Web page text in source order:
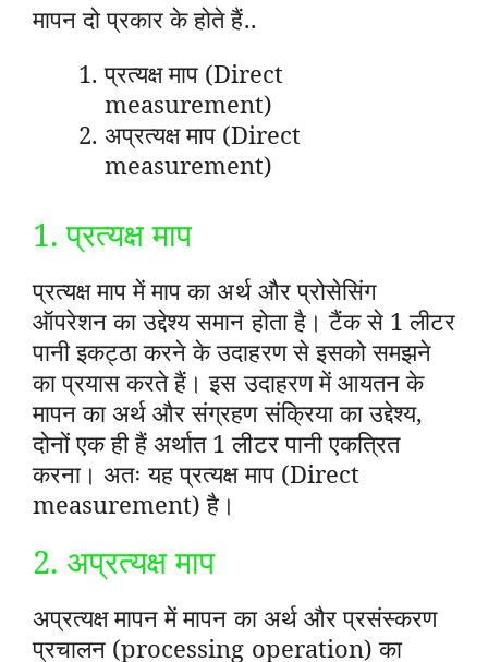
मापन दो प्रकार के होते हैं..
प्रत्यक्ष माप (Direct
measurement)
अप्रत्यक्ष माप (Direct
measurement)
1. प्रत्यक्ष माप
प्रत्यक्ष माप में माप का अर्थ और प्रोसेसिंग
ऑपरेशन का उद्देश्य समान होता है। टैंक से 1 लीटर
पानी इकट्ठा करने के उदाहरण से इसको समझने
का प्रयास करते हैं। इस उदाहरण में आयतन के
मापन का अर्थ और संग्रहण संक्रिया का उद्देश्य,
दोनों एक ही हैं अर्थात 1 लीटर पानी एकत्रित
करना। अतः यह प्रत्यक्ष माप (Direct
measurement) है।
2. अप्रत्यक्ष माप
अप्रत्यक्ष मापन में मापन का अर्थ और प्रसंस्करण
प्रचालन (processing operation) का